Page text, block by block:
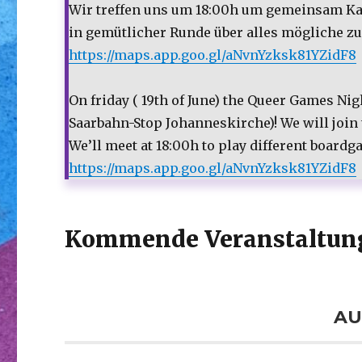
Wir treffen uns um 18:00h um gemeinsam
in gemütlicher Runde über alles mögliche
https://maps.app.goo.gl/aNvnYzksk81YZidF8
On friday ( 19th of June) the Queer Games
Saarbahn-Stop Johanneskirche)! We will
We’ll meet at 18:00h to play different
https://maps.app.goo.gl/aNvnYzksk81YZidF8
Kommende